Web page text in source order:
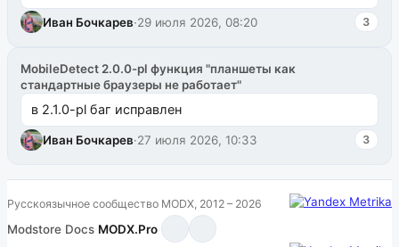
github.com/modx-pro/MiniShop3/issues/481Исправим
в б...
Иван Бочкарев·29 июля 2026, 08:20 3
MobileDetect 2.0.0-pl функция "планшеты как
стандартные браузеры не работает"
в 2.1.0-pl баг исправлен
Иван Бочкарев·27 июля 2026, 10:33 3
Русскоязычное сообщество MODX, 2012 – 2026
Modstore·Docs·MODX.Pro·